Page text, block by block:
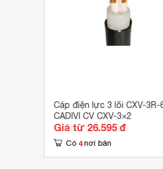
Cáp điện lực 3 lõi CXV-3R-
CADIVI CV CXV-3×2
Giá từ 26.595 đ
Có 4 nơi bán